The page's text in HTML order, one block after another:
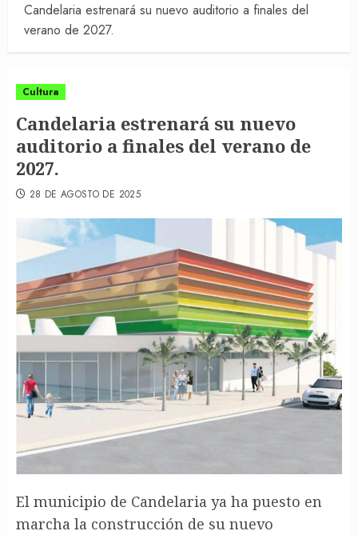
Candelaria estrenará su nuevo auditorio a finales del
verano de 2027.
Cultura
Candelaria estrenará su nuevo
auditorio a finales del verano de
2027.
28 DE AGOSTO DE 2025
El municipio de Candelaria ya ha puesto en
marcha la construcción de su nuevo